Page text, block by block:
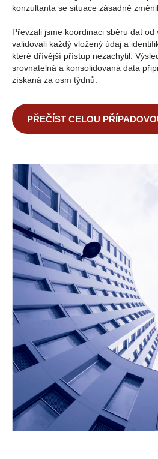
konzultanta se situace zásadně
Převzali jsme koordinaci sběru dat od
validovali každý vložený údaj a
které dřívější přístup nezachytil.
srovnatelná a konsolidovaná data
získaná za osm týdnů.
PŘEČÍST CELOU